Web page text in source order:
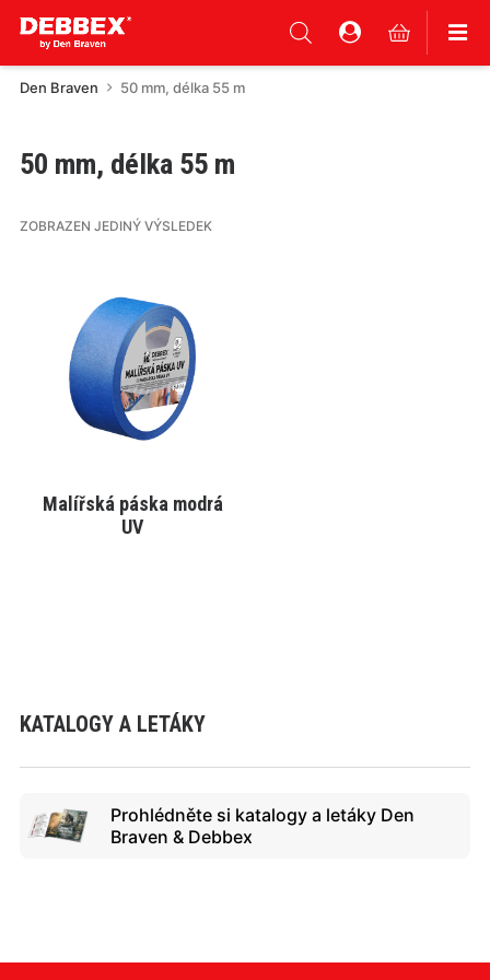
Den Braven 50 mm, délka 55 m
KATALOGY A LETÁKY
Prohlédněte si katalogy a letáky Den
Braven & Debbex
50 mm, délka 55 m
ZOBRAZEN JEDINÝ VÝSLEDEK
VYBRAT VARIANTU
variant.
Varianty
Malířská páska modrá
UV